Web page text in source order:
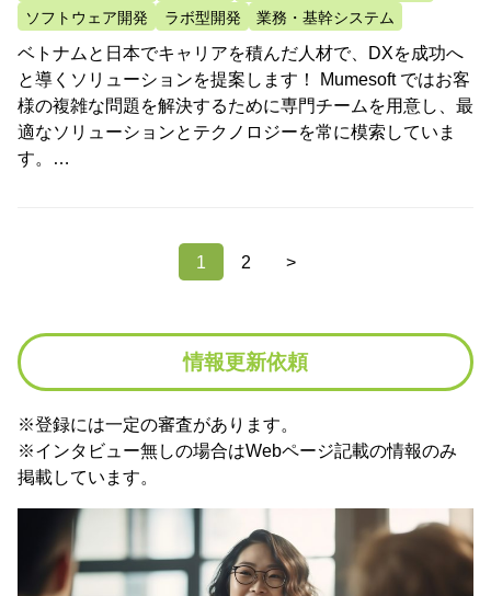
ソフトウェア開発
ラボ型開発 業務・基幹システム
ベトナムと日本でキャリアを積んだ人材で、DXを成功へ
と導くソリューションを提案します！ Mumesoft ではお客
様の複雑な問題を解決するために専門チームを用意し、最
適なソリューションとテクノロジーを常に模索していま
す。…
1 2 >
情報更新依頼
※登録には一定の審査があります。
※インタビュー無しの場合はWebページ記載の情報のみ
掲載しています。